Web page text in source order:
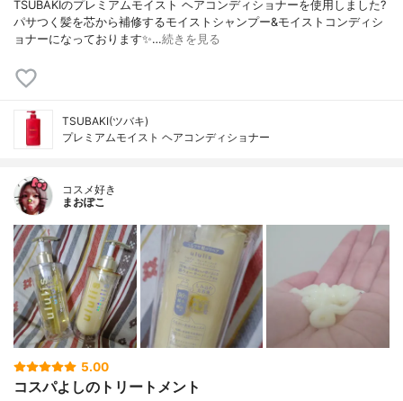
TSUBAKIのプレミアムモイスト ヘアコンディショナーを使用しました?
パサつく髪を芯から補修するモイストシャンプー&モイストコンディシ
ョナーになっております✨…続きを見る
TSUBAKI(ツバキ)
プレミアムモイスト ヘアコンディショナー
コスメ好き
まおぽこ
5.00
コスパよしのトリートメント